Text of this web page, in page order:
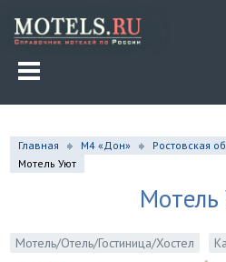
Главная М4 «Дон» Ростовская
Мотель Уют
Мотель/Отель/Гостиница/Хостел